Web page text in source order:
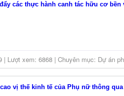
các thực hành canh tác hữu cơ
| Lượt xem: 6868 | Chuyên mục: Dự án
cao vị thế kinh tế của Phụ nữ thông